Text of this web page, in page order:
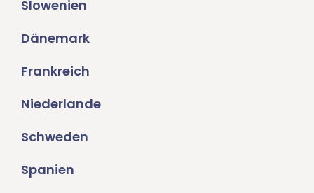
Slowenien
Dänemark
Frankreich
Niederlande
Schweden
Spanien